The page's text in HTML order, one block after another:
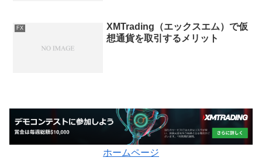
FX
XMTrading（エックスエム）で仮
想通貨を取引するメリット
ホームページ